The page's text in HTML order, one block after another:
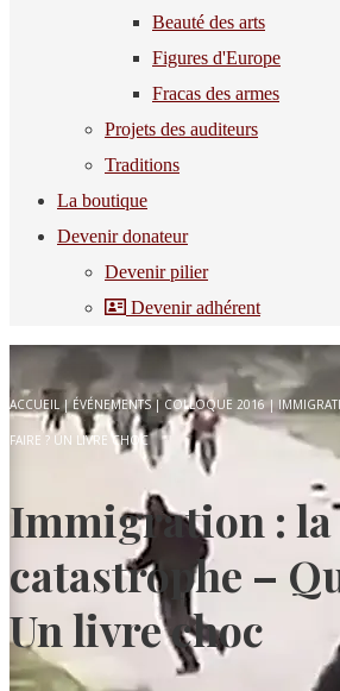
Beauté des arts
Figures d'Europe
Fracas des armes
Projets des auditeurs
Traditions
La boutique
Devenir donateur
Devenir pilier
Devenir adhérent
ACCUEIL |ÉVÉNEMENTS| COLLOQUE 2016|
FAIRE ? UN LIVRE CHOC
Immigration : la
catastrophe –
Un livre choc